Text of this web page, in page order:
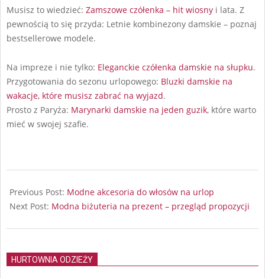
Musisz to wiedzieć: Zamszowe czółenka – hit wiosny i lata. Z
pewnością to się przyda: Letnie kombinezony damskie – poznaj
bestsellerowe modele.
Na impreze i nie tylko: Eleganckie czółenka damskie na słupku.
Przygotowania do sezonu urlopowego: Bluzki damskie na
wakacje, które musisz zabrać na wyjazd.
Prosto z Paryża: Marynarki damskie na jeden guzik, które warto
mieć w swojej szafie.
07-
20
Previous Post: Modne akcesoria do włosów na urlop
Next Post: Modna biżuteria na prezent – przegląd propozycji
HURTOWNIA ODZIEŻY